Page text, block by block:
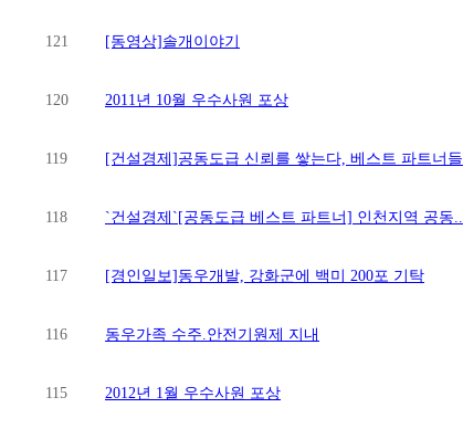
121 [동영상]솔개이야기
120 2011년 10월 우수사원 포상
119 [건설경제]공동도급 신뢰를 쌓는다, 베스트 파트너들
118 `건설경제`[공동도급 베스트 파트너] 인천지역 공동..
117 [경인일보]동우개발, 강화군에 백미 200포 기탁
116 동우가족 수주.안전기원제 지내
115 2012년 1월 우수사원 포상